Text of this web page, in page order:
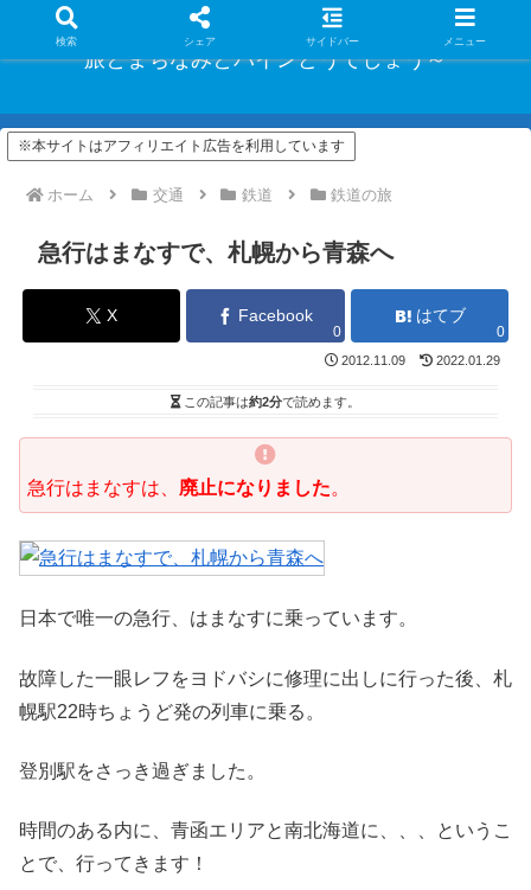
旅とまちなみとパインどうでしょう～
※本サイトはアフィリエイト広告を利用しています
ホーム 交通 鉄道 鉄道の旅
急行はまなすで、札幌から青森へ
X Facebook
0
はてブ
0
2012.11.09 2022.01.29
この記事は約2分で読めます。
急行はまなすは、 廃止になりました。
日本で唯一の急行、はまなすに乗っています。
故障した一眼レフをヨドバシに修理に出しに行った後、札
幌駅22時ちょうど発の列車に乗る。
登別駅をさっき過ぎました。
時間のある内に、青函エリアと南北海道に、、、というこ
とで、行ってきます！
検索 シェア サイドバー メニュー